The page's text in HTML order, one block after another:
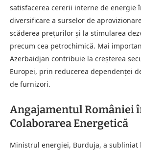
satisfacerea cererii interne de energie
diversificare a surselor de
scăderea prețurilor și la stimularea
precum cea petrochimică. Mai
Azerbaidjan contribuie la creșterea
Europei, prin reducerea dependenței
de furnizori.
Angajamentul României
Colaborarea Energetică
Ministrul energiei, Burduja, a subliniat